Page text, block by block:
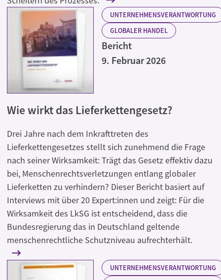
UNTERNEHMENSVERANTWORTUNG
GLOBALER HANDEL
Bericht
9. Februar 2026
Wie wirkt das Lieferkettengesetz?
Drei Jahre nach dem Inkrafttreten des
Lieferkettengesetzes stellt sich zunehmend die Frage
nach seiner Wirksamkeit: Trägt das Gesetz effektiv dazu
bei, Menschenrechtsverletzungen entlang globaler
Lieferketten zu verhindern? Dieser Bericht basiert auf
Interviews mit über 20 Expert:innen und zeigt: Für die
Wirksamkeit des LkSG ist entscheidend, dass die
Bundesregierung das in Deutschland geltende
menschenrechtliche Schutzniveau aufrechterhält.
UNTERNEHMENSVERANTWORTUNG